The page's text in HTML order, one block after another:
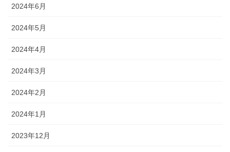
2024年6月
2024年5月
2024年4月
2024年3月
2024年2月
2024年1月
2023年12月